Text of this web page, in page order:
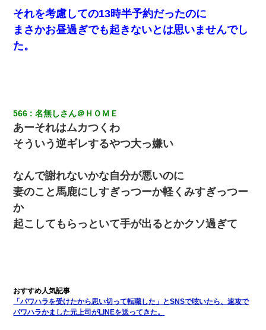
ｗｗｗｗｗ
【画像】女の子「お母さん！！私ようやくファッションモデルに
選ばれたの！絶対見に来てね！」→悲しい結果がこれ・・・
妻「ずっと好きだった人と一緒になりたいから、わかれてくださ
い」→離婚後、娘と実家で生活してると…
わけないでしょｗｗｗｗ」→ 理由を話したら泣き出して・・私
（あまりにも希望通り）
隣室のお婆ちゃん「下階からの異臭に困ってる、今もすっごく臭
い」私「変だなあ～なにも臭わないよ」→ その後。警察『絶対に
窓とドアを開けないで』
転職先が決まったので退職の意思を伝えたら。上司「無責任」
「簡単には辞めさせない」私（どうせ辞めるし…）→ 思いっきり
反論をしてみた
それを考慮しての13時半予約だったのに
まさかお昼過ぎでも起きないとは思いませんでし
た。
566 名無しさん＠ＨＯＭＥ
あーそれはムカつくわ
そういう逆ギレするやつ大っ嫌い
なんで謝れないかな自分が悪いのに
妻のこと馬鹿にしすぎっつーか軽くみすぎっつー
か
起こしてもらっといて手が出るとかクソ過ぎて
「パワハラを受けたから思い切って転職した」とSNSで呟いたら、速攻で
パワハラかました元上司がLINEを送ってきた。